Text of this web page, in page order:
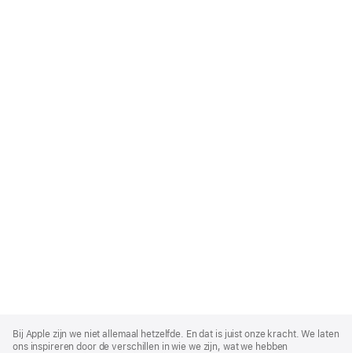
Footer
Bij Apple zijn we niet allemaal hetzelfde. En dat is juist onze kracht. We laten
ons inspireren door de verschillen in wie we zijn, wat we hebben